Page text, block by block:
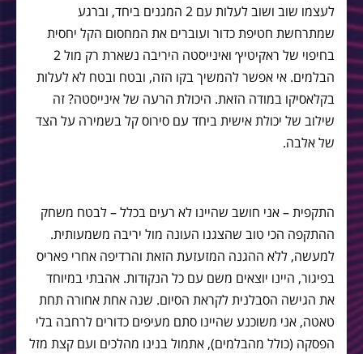
לעצמו שוב ושוב לעלות עם 2 המגנים ביחד, וברגע
שמתרחשת חטיפת כדור ועוברים את המחסום הקל יחסית
בחיפוי של ראקיטיץ׳ ואינייסטה היריבה נשארת רק מול 2
הבלמים. אי אפשר להמשיך בקו הזה, ובטח ובטח לא לעלות
בקלאסיקו במודה הזאת. היכולת הרעה של אינייסטה? זה
שילוב של יכולת אישית ביחד עם סירוס קל בשמירה על הצד
של אלבה.
התקפית – אני חושב שהיינו לא רעים בכלל – לבטח משחק
ההתקפה הכי טוב שהצגנו העונה מול יריבה משמעותית.
למעשה, ללא ההגנה המזעזעת הזאת והרדיפה אחרי פאריס
בפיגור, היינו יוצאים משם עם כל הנקודות. אהבתי במיוחד
את הגישה הסבלנית לקראת הסיום. שנה אחת אחורה תחת
טאטה, אני משוכנע שהיינו סתם מעיפים כדורים לרחבה בלי
הפסקה (כולל מהבלמים), אתמול בנינו מהלכים ועם קצת מזל